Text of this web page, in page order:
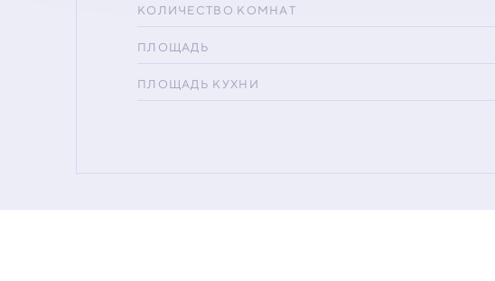
КОЛИЧЕСТВО КОМНАТ
ПЛОЩАДЬ
ПЛОЩАДЬ КУХНИ